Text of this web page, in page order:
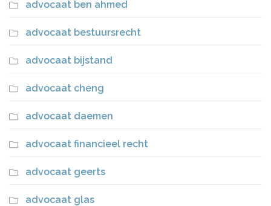
advocaat ben ahmed
advocaat bestuursrecht
advocaat bijstand
advocaat cheng
advocaat daemen
advocaat financieel recht
advocaat geerts
advocaat glas